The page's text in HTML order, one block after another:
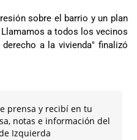
sobre el barrio y un plan
Llamamos a todos los vecinos
a la vivienda" finalizó
prensa y recibí en tu
notas e información del
Izquierda